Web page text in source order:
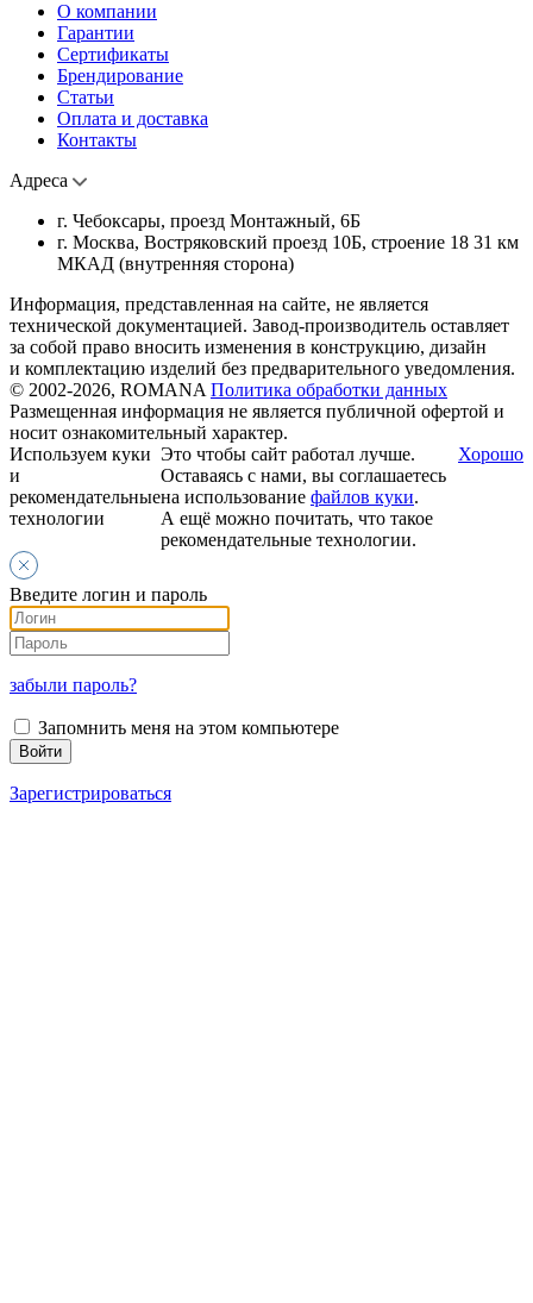
О компании
Гарантии
Сертификаты
Брендирование
Статьи
Оплата и доставка
Контакты
Адреса
г. Чебоксары, проезд Монтажный, 6Б
г. Москва, Востряковский проезд 10Б, строение 18 31 км
МКАД (внутренняя сторона)
Информация, представленная на сайте, не является
технической документацией. Завод-производитель оставляет
за собой право вносить изменения в конструкцию, дизайн
и комплектацию изделий без предварительного уведомления.
© 2002-2026, ROMANA Политика обработки данных
Размещенная информация не является публичной офертой и
носит ознакомительный характер.
Используем куки
и
рекомендательные
технологии
Это чтобы сайт работал лучше.
Оставаясь с нами, вы соглашаетесь
на использование файлов куки.
А ещё можно почитать, что такое
рекомендательные технологии.
Хорошо
Введите логин и пароль
забыли пароль?
Запомнить меня на этом компьютере
Зарегистрироваться